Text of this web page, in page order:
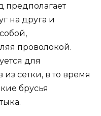
предполагает
на друга и
проволокой.
для
сетки, в то время
брусья